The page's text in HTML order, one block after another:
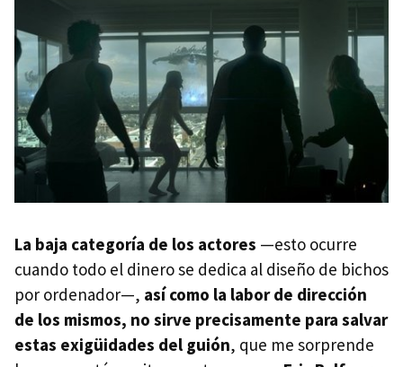
La baja categoría de los actores —esto ocurre
cuando todo el dinero se dedica al diseño de bichos
por ordenador—, así como la labor de dirección
de los mismos, no sirve precisamente para salvar
estas exigüidades del guión, que me sorprende